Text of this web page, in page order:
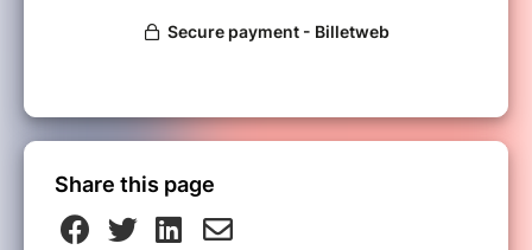
un mail à : institutdubouddhisme@gmail.com
Share this page